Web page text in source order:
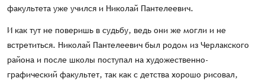
факультета уже учился и Николай Пантелеевич.
И как тут не поверишь в судьбу, ведь они же могли и не
встретиться. Николай Пантелеевич был родом из Черлакского
района и после школы поступал на художественно-
графический факультет, так как с детства хорошо рисовал,